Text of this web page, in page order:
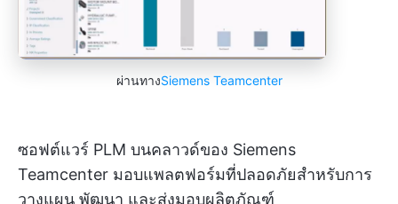
ผ่านทางSiemens Teamcenter
ซอฟต์แวร์ PLM บนคลาวด์ของ Siemens
Teamcenter มอบแพลตฟอร์มที่ปลอดภัยสำหรับการ
วางแผน พัฒนา และส่งมอบผลิตภัณฑ์